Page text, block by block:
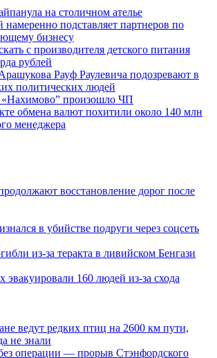
на столичном ателье
подставляет партнеров по
бизнесу
с производителя детского питания
рублей
Рауф Раулевича подозревают в
политических людей
произошло ЧП
обмена валют похитили около 140 млн
менеджера
восстановление дорог после
в убийстве подруги через соцсеть
из-за теракта в ливийском Бенгази
160 людей из-за схода
ведут редких птиц на 2600 км пути,
не знали
операции — прорыв Стэнфордского